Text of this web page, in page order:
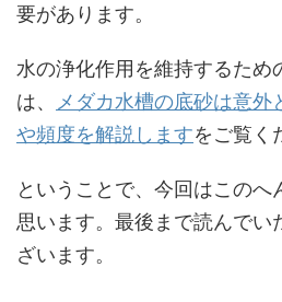
要があります。
水の浄化作用を維持するため
は、
メダカ水槽の底砂は意
や頻度を解説しますをご覧く
ということで、今回はこのへ
思います。最後まで読んでい
ざいます。